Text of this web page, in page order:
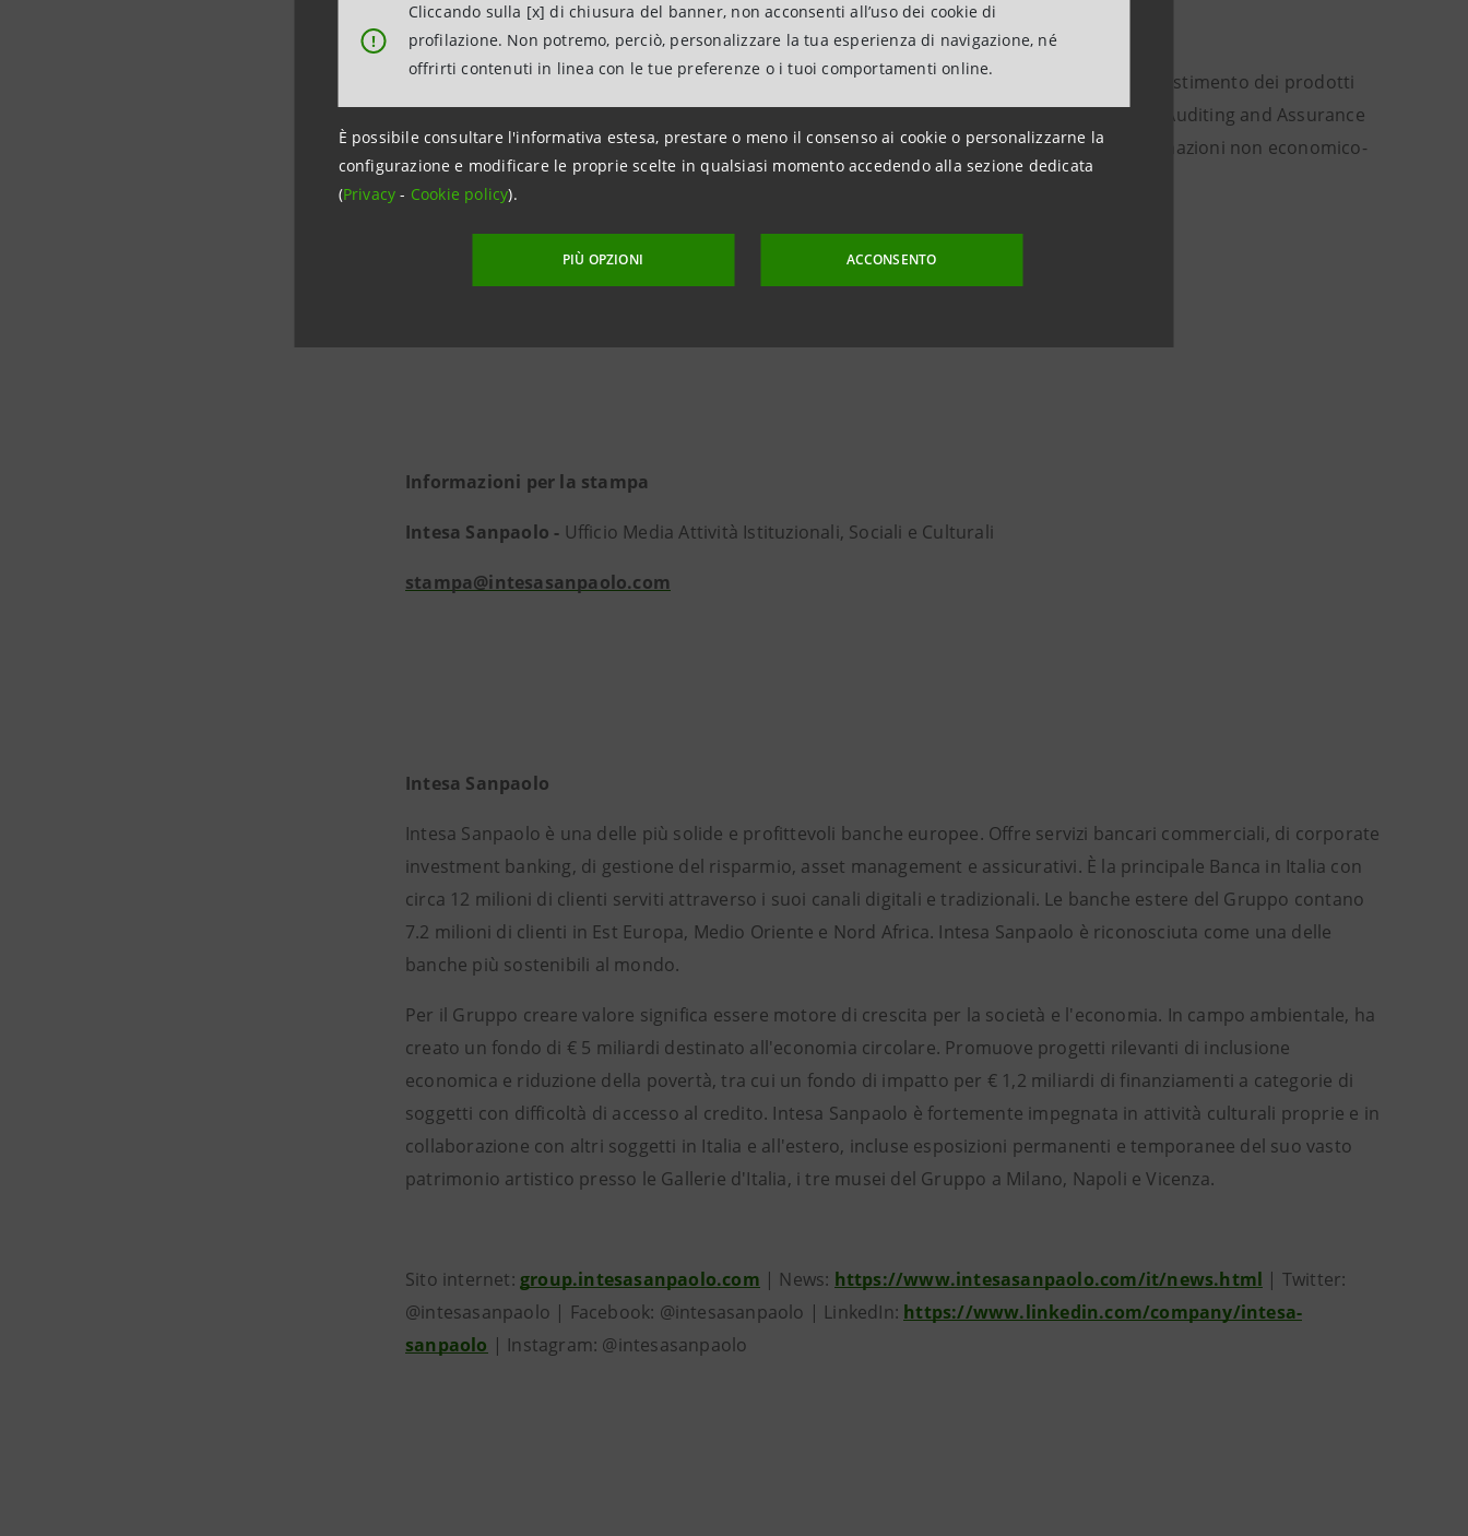
!
Cliccando sulla [x] di chiusura del banner, non acconsenti all’uso dei cookie di
profilazione. Non potremo, perciò, personalizzare la tua esperienza di navigazione, né
offrirti contenuti in linea con le tue preferenze o i tuoi comportamenti online.
È possibile consultare l'informativa estesa, prestare o meno il consenso ai cookie o personalizzarne la
configurazione e modificare le proprie scelte in qualsiasi momento accedendo alla sezione dedicata
(Privacy- Cookie policy).
PIÙ OPZIONI ACCONSENTO
Fideuram Investimenti SGR ha ottenuto da PwC la certificazione dell’intero processo di investimento dei prodotti
SRI (Investimenti Socialmente Responsabili) secondo i principi ISAE 3000 dell’International Auditing and Assurance
Standard Board (IAASB), lo standard internazionale per la verifica del reporting delle informazioni non economico-
Informazioni per la stampa
Intesa Sanpaolo - Ufficio Media Attività Istituzionali, Sociali e Culturali
stampa@intesasanpaolo.com
Intesa Sanpaolo
Intesa Sanpaolo è una delle più solide e profittevoli banche europee. Offre servizi bancari commerciali, di corporate
investment banking, di gestione del risparmio, asset management e assicurativi. È la principale Banca in Italia con
circa 12 milioni di clienti serviti attraverso i suoi canali digitali e tradizionali. Le banche estere del Gruppo contano
7.2 milioni di clienti in Est Europa, Medio Oriente e Nord Africa. Intesa Sanpaolo è riconosciuta come una delle
banche più sostenibili al mondo.
Per il Gruppo creare valore significa essere motore di crescita per la società e l'economia. In campo ambientale, ha
creato un fondo di € 5 miliardi destinato all'economia circolare. Promuove progetti rilevanti di inclusione
economica e riduzione della povertà, tra cui un fondo di impatto per € 1,2 miliardi di finanziamenti a categorie di
soggetti con difficoltà di accesso al credito. Intesa Sanpaolo è fortemente impegnata in attività culturali proprie e in
collaborazione con altri soggetti in Italia e all'estero, incluse esposizioni permanenti e temporanee del suo vasto
patrimonio artistico presso le Gallerie d'Italia, i tre musei del Gruppo a Milano, Napoli e Vicenza.
Sito internet: group.intesasanpaolo.com | News: https://www.intesasanpaolo.com/it/news.html | Twitter:
@intesasanpaolo | Facebook: @intesasanpaolo | LinkedIn: https://www.linkedin.com/company/intesa-
sanpaolo | Instagram: @intesasanpaolo